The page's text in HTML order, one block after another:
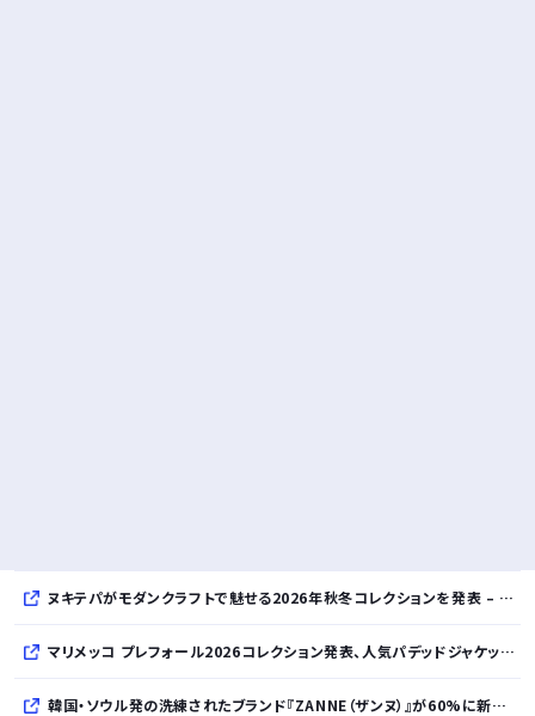
ヌキテパがモダンクラフトで魅せる2026年秋冬コレクションを発表 – インド・アムリトサルで織り上げたウールなど手仕事の美しさを現代的に昇華
マリメッコ プレフォール2026コレクション発表、人気パデッドジャケットの日本限定カラーも登場
韓国・ソウル発の洗練されたブランド『ZANNE（ザンヌ）』が60%に新規入店、モダン×エフォートレスなコレクションを展開